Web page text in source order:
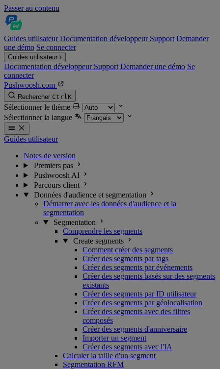
Passer au contenu
Guides utilisateurDocumentation développeur Support Demander
une démo Se connecter
Guides utilisateur
Documentation développeur Support Demander une démo Se
connecter
Pushwoosh.com
Rechercher CtrlK
Sélectionner le thème
Sélectionner la langue
Guides utilisateur
Notes de version
Premiers pas
Pushwoosh AI
Parcours client
Données d'audience et segmentation
Démarrer avec les données d'audience et la
segmentation
Segmentation
Comprendre les segments
Create segments
Comment créer des segments
Créer des segments par tags
Créer des segments par événements
Créer des segments basés sur des segments
existants
Créer des segments par ID utilisateur
Créer des segments par géolocalisation
Créer des segments avec des filtres
composés
Créer des segments d'anniversaire
Importer un segment
Créer des segments avec l'IA
Calculer la taille d'un segment
Segmentation RFM